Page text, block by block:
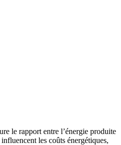
le rapport entre l’énergie produite
les coûts énergétiques,